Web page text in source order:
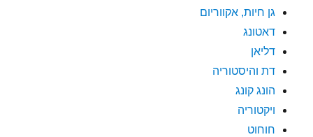
גן חיות, אקווריום
דאטונג
דליאן
דת והיסטוריה
הונג קונג
ויקטוריה
חוחוט